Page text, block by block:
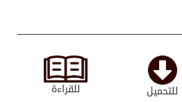
للقراءة للتحميل